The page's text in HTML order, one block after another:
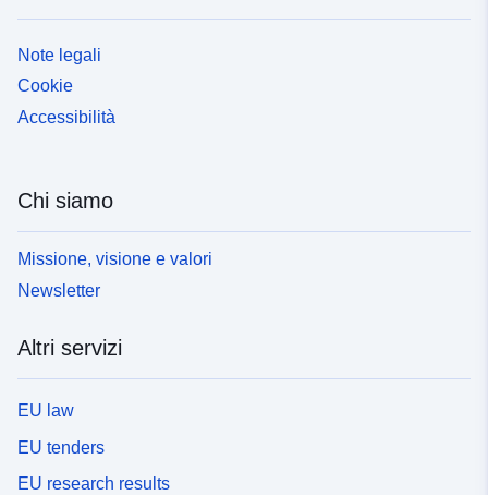
Note legali
Cookie
Accessibilità
Chi siamo
Missione, visione e valori
Newsletter
Altri servizi
EU law
EU tenders
EU research results